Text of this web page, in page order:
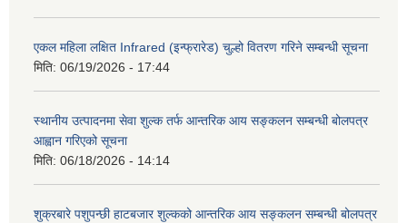
एकल महिला लक्षित Infrared (इन्फ्रारेड) चुल्हो वितरण गरिने सम्बन्धी सूचना
मिति: 06/19/2026 - 17:44
स्थानीय उत्पादनमा सेवा शुल्क तर्फ आन्तरिक आय सङ्कलन सम्बन्धी बोलपत्र
आह्वान गरिएको सूचना
मिति: 06/18/2026 - 14:14
शुक्रबारे पशुपन्छी हाटबजार शुल्कको आन्तरिक आय सङ्कलन सम्बन्धी बोलपत्र